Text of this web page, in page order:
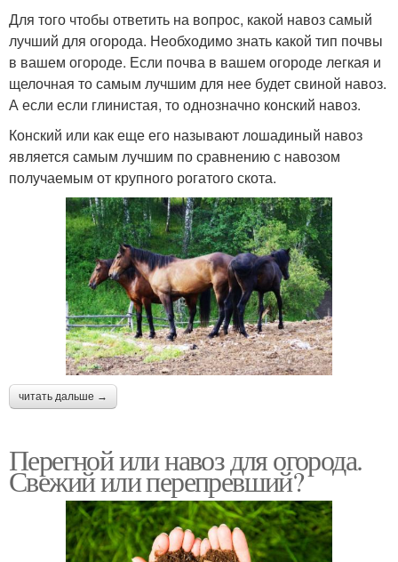
Для того чтобы ответить на вопрос, какой навоз самый
лучший для огорода. Необходимо знать какой тип почвы
в вашем огороде. Если почва в вашем огороде легкая и
щелочная то самым лучшим для нее будет свиной навоз.
А если если глинистая, то однозначно конский навоз.
Конский или как еще его называют лошадиный навоз
является самым лучшим по сравнению с навозом
получаемым от крупного рогатого скота.
читать дальше →
Перегной или навоз для огорода.
Свежий или перепревший?